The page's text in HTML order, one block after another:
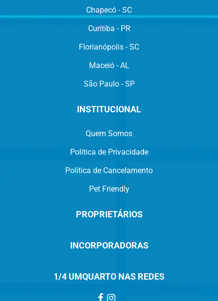
Chapecó - SC
Curitiba - PR
Florianópolis - SC
Maceió - AL
São Paulo - SP
INSTITUCIONAL
Quem Somos
Política de Privacidade
Política de Cancelamento
Pet Friendly
PROPRIETÁRIOS
INCORPORADORAS
1/4 UMQUARTO NAS REDES